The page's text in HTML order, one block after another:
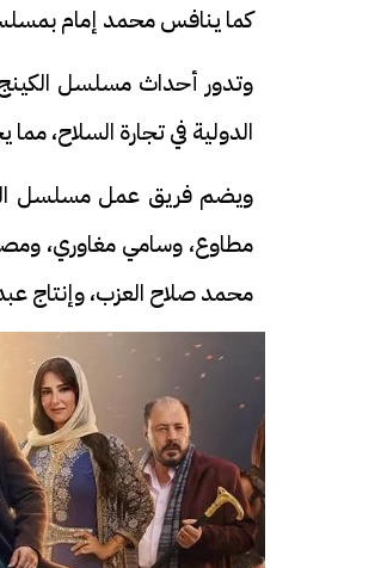
كما ينافس محمد إمام بمسلسل
وتدور أحداث مسلسل
الدولية في تجارة السلاح،
ويضم فريق عمل مسلسل
مطاوع، وسامي مغاوري،
محمد صلاح العزب، وإنتاج
الوداع الأخير.. دفن جثامين الضحايا